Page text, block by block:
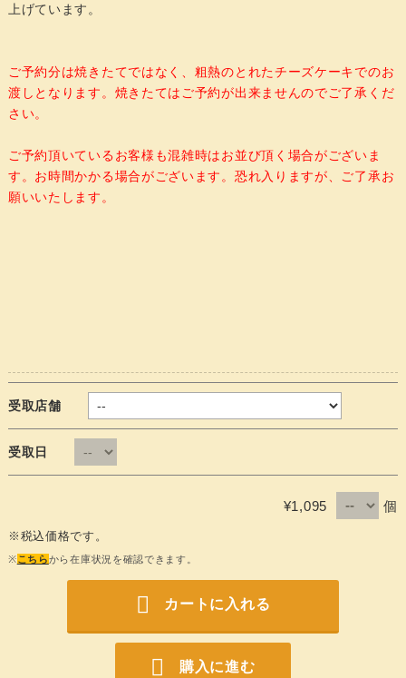
上げています。
ご予約分は焼きたてではなく、粗熱のとれたチーズケーキでのお
渡しとなります。焼きたてはご予約が出来ませんのでご了承くだ
さい。
ご予約頂いているお客様も混雑時はお並び頂く場合がございま
す。お時間かかる場合がございます。恐れ入りますが、ご了承お
願いいたします。
受取店舗
受取日
¥1,095 個
※税込価格です。
※こちらから在庫状況を確認できます。
カートに入れる
購入に進む